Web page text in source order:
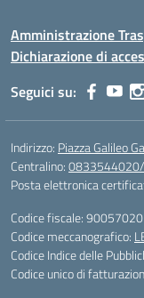
Amministrazione
Dichiarazione di
Seguici su:
Indirizzo: Piazza Galileo
Centralino:
Posta elettronica
Codice fiscale:
Codice meccanografico:
Codice Indice delle
Codice unico di